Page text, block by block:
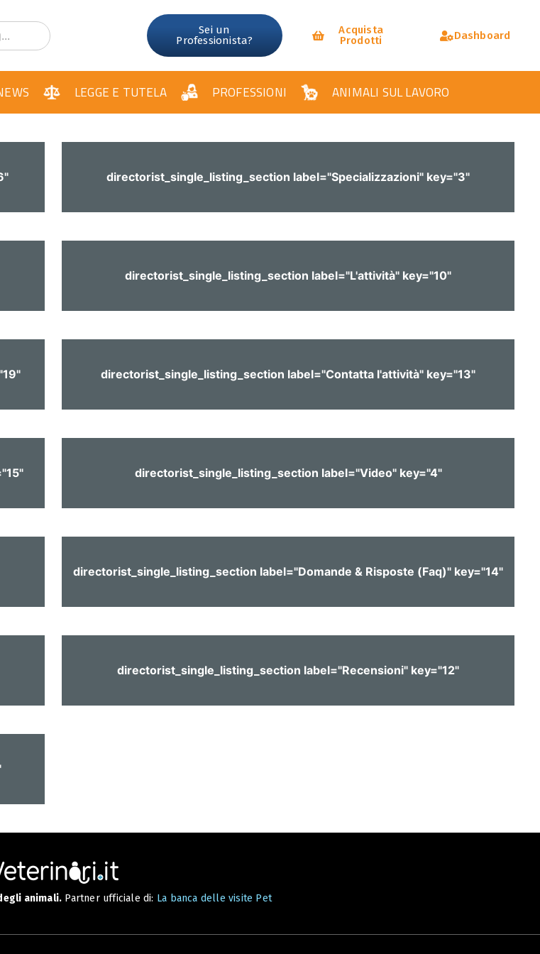
Sei un
Professionista?
Acquista
Prodotti
Dashboard
LEGGE E TUTELA PROFESSIONI ANIMALI SUL LAVORO
directorist_single_listing_section label="Specializzazioni" key="3"
directorist_single_listing_section label="L'attività" key="10"
directorist_single_listing_section label="Contatta l'attività" key="13"
directorist_single_listing_section label="Video" key="4"
directorist_single_listing_section label="Domande & Risposte (Faq)" key="14"
directorist_single_listing_section label="Recensioni" key="12"
animali. Partner ufficiale di: La banca delle visite Pet